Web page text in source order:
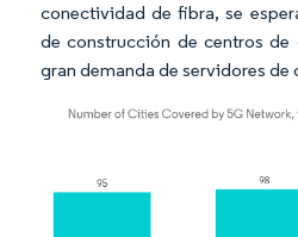
conectividad de fibra, se
de construcción de centros de
gran demanda de servidores de